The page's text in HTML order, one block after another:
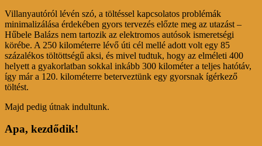
Villanyautóról lévén szó, a töltéssel kapcsolatos problémák
minimalizálása érdekében gyors tervezés előzte meg az utazást –
Hűbele Balázs nem tartozik az elektromos autósok ismeretségi
körébe. A 250 kilométerre lévő úti cél mellé adott volt egy 85
százalékos töltöttségű aksi, és mivel tudtuk, hogy az elméleti 400
helyett a gyakorlatban sokkal inkább 300 kilométer a teljes hatótáv,
így már a 120. kilométerre beterveztünk egy gyorsnak ígérkező
töltést.
Majd pedig útnak indultunk.
Apa, kezdődik!